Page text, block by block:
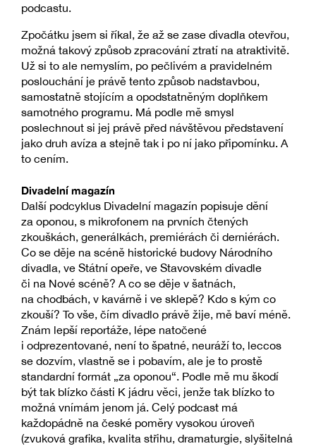
podcastu.
Zpočátku jsem si říkal, že až se zase divadla otevřou,
možná takový způsob zpracování ztratí na atraktivitě.
Už si to ale nemyslím, po pečlivém a pravidelném
poslouchání je právě tento způsob nadstavbou,
samostatně stojícím a opodstatněným doplňkem
samotného programu. Má podle mě smysl
poslechnout si jej právě před návštěvou představení
jako druh avíza a stejně tak i po ní jako připomínku. A
to cením.
Divadelní magazín
Další podcyklus Divadelní magazín popisuje dění
za oponou, s mikrofonem na prvních čtených
zkouškách, generálkách, premiérách či derniérách.
Co se děje na scéně historické budovy Národního
divadla, ve Státní opeře, ve Stavovském divadle
či na Nové scéně? A co se děje v šatnách,
na chodbách, v kavárně i ve sklepě? Kdo s kým co
zkouší? To vše, čím divadlo právě žije, mě baví méně.
Znám lepší reportáže, lépe natočené
i odprezentované, není to špatné, neuráží to, leccos
se dozvím, vlastně se i pobavím, ale je to prostě
standardní formát „za oponou“. Podle mě mu škodí
být tak blízko části K jádru věci, jenže tak blízko to
možná vnímám jenom já. Celý podcast má
každopádně na české poměry vysokou úroveň
(zvuková grafika, kvalita střihu, dramaturgie, slyšitelná